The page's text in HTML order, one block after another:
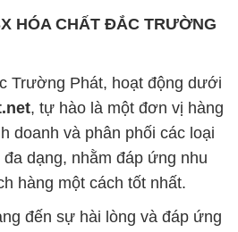
HÓA CHẤT ĐẮC TRƯỜNG
Trường Phát, hoạt động dưới
, tự hào là một đơn vị hàng
doanh và phân phối các loại
dạng, nhằm đáp ứng nhu
hàng một cách tốt nhất.
đến sự hài lòng và đáp ứng